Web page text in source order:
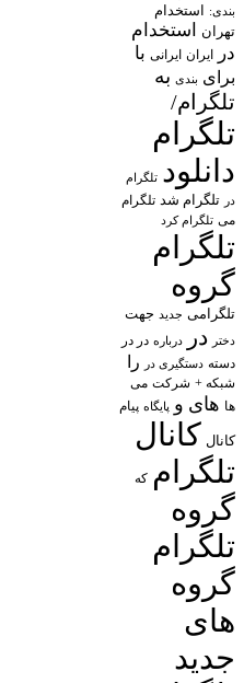
بندی: استخدام
تهران
استخدام
در
ایران ایرانی با
برای بندی به
تلگرام/
تلگرام
دانلود تلگرام
در تلگرام شد تلگرام
می تلگرام کرد
تلگرام
گروه
تلگرامی جدید جهت
دختر در درباره در در
دسته دستگیری در را
شبکه + شرکت می
ها های و پایگاه پیام
کانال کانال
تلگرام که
گروه
تلگرام
گروه
های
جدید